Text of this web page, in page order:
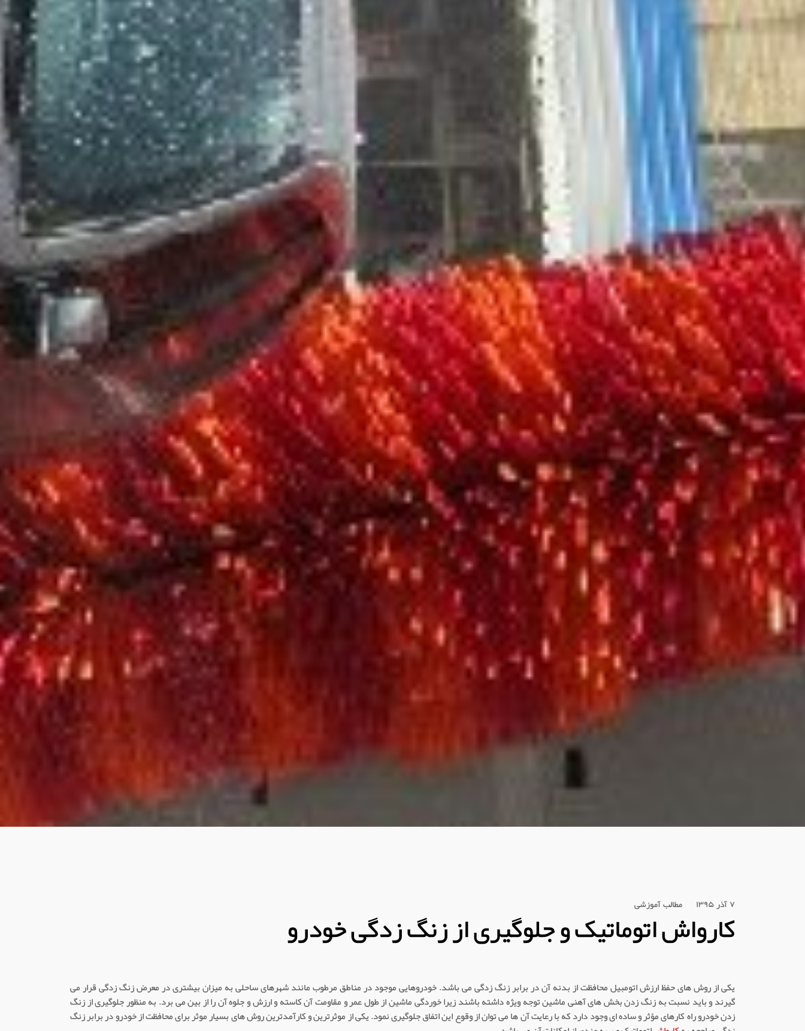
۷ آذر ۱۳۹۵ مطالب آموزشی
کارواش اتوماتیک و جلوگیری از زنگ زدگی خودرو
یکی از روش های حفظ ارزش اتومبیل محافظت از بدنه آن در برابر زنگ زدگی می باشد. خودروهایی موجود در مناطق مرطوب مانند شهرهای ساحلی به میزان بیشتری در معرض زنگ زدگی قرار می
گیرند و باید نسبت به زنگ زدن بخش های آهنی ماشین توجه ویژه داشته باشند زیرا خوردگی ماشین از طول عمر و مقاومت آن کاسته و ارزش و جلوه آن را از بین می برد. به منظور جلوگیری از زنگ
زدن خودرو راه کارهای مؤثر و ساده ای وجود دارد که با رعایت آن ها می توان از وقوع این اتفاق جلوگیری نمود. یکی از موثرترین و کارآمدترین روش های بسیار موثر برای محافظت از خودرو در برابر زنگ